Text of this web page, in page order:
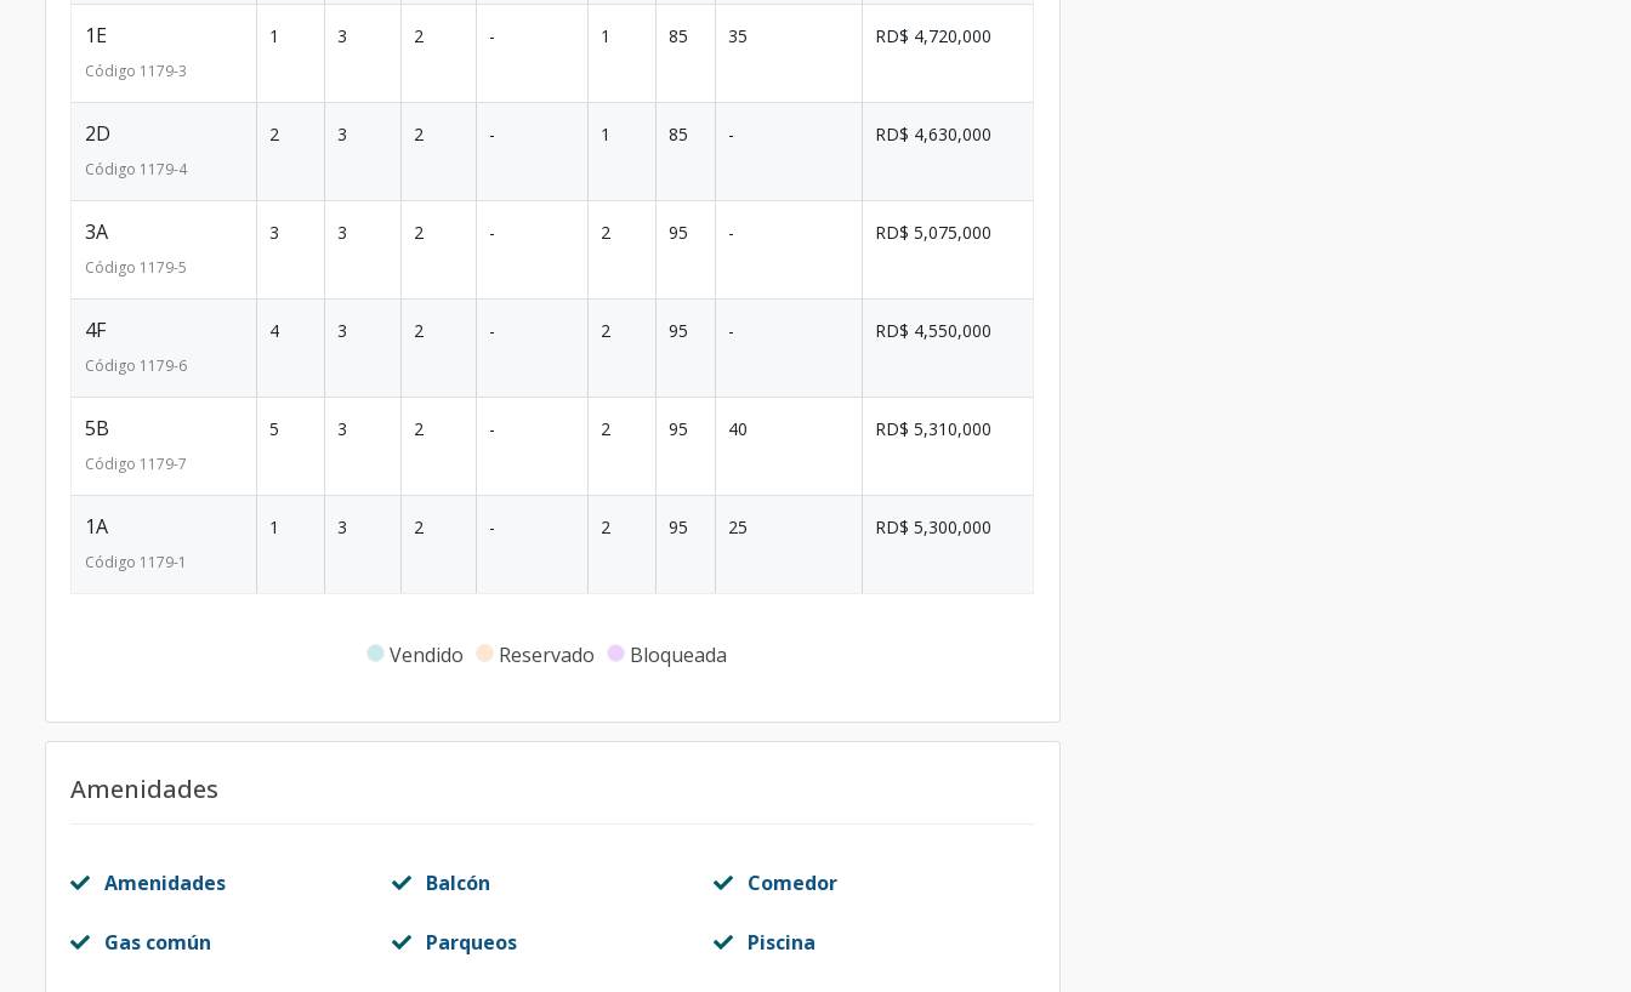
1E
Código 1179-3
1 3 2 - 1 85 35 RD$ 4,720,000
2D
Código 1179-4
2 3 2 - 1 85 - RD$ 4,630,000
3A
Código 1179-5
3 3 2 - 2 95 - RD$ 5,075,000
4F
Código 1179-6
4 3 2 - 2 95 - RD$ 4,550,000
5B
Código 1179-7
5 3 2 - 2 95 40 RD$ 5,310,000
1A
Código 1179-1
1 3 2 - 2 95 25 RD$ 5,300,000
Vendido Reservado Bloqueada
Amenidades
Amenidades Balcón Comedor
Gas común Parqueos Piscina